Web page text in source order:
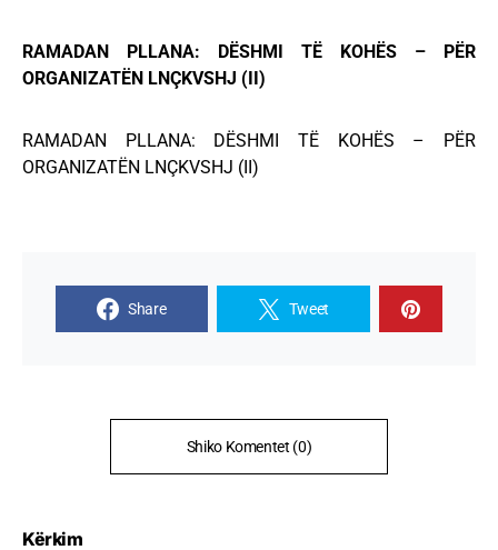
RAMADAN PLLANA: DËSHMI TË KOHËS – PËR
ORGANIZATËN LNÇKVSHJ (II)
RAMADAN PLLANA: DËSHMI TË KOHËS – PËR
ORGANIZATËN LNÇKVSHJ (II)
Share Tweet
Shiko Komentet (0)
Kërkim